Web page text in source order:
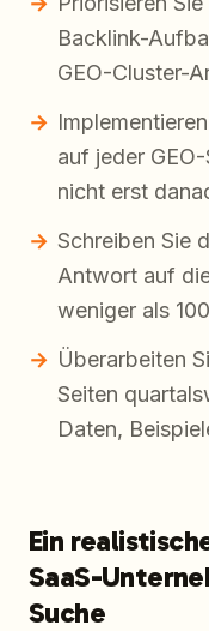
Backlink-
GEO-Cluster-
auf jeder
nicht erst
Schreiben Sie
Antwort auf
weniger als
Überarbeiten
Seiten
Daten,
Ein
SaaS-
Suche